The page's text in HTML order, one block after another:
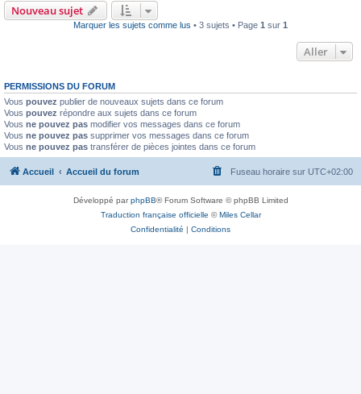
Nouveau sujet
Marquer les sujets comme lus • 3 sujets • Page 1 sur 1
Aller
PERMISSIONS DU FORUM
Vous pouvez publier de nouveaux sujets dans ce forum
Vous pouvez répondre aux sujets dans ce forum
Vous ne pouvez pas modifier vos messages dans ce forum
Vous ne pouvez pas supprimer vos messages dans ce forum
Vous ne pouvez pas transférer de pièces jointes dans ce forum
Accueil Accueil du forum Fuseau horaire sur UTC+02:00
Développé parphpBB® Forum Software © phpBB Limited
Traduction française officielle ©Miles Cellar
Confidentialité | Conditions